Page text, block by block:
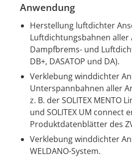
Anwendung
Herstellung luftdichter
Luftdichtungsbahnen aller
Dampfbrems- und
DB+, DASATOP und DA).
Verklebung winddichter
Unterspannbahnen aller
z. B. der SOLITEX MENTO
und SOLITEX UM
Produktdatenblätter des
Verklebung winddichter
WELDANO-System.